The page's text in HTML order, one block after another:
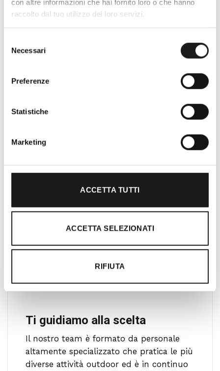
con altre informazioni che hai fornito loro o che hanno
raccolto dal tuo utilizzo dei loro servizi.
delNecessari
Preferenze
Statistiche
Marketing
ACCETTA TUTTI
ACCETTA SELEZIONATI
RIFIUTA
Nato nel 1990 con il nome di Rifugio
per amanti dell’outdoor a Roma e nel
clienti con professionalità, rendendo
gratificante.
Ti guidiamo alla scelta
Il nostro team è formato da personale
altamente specializzato che pratica le più
diverse attività outdoor ed è in continuo